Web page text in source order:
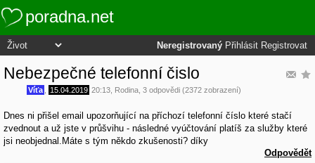
poradna.net
Neregistrovaný Přihlásit Registrovat
Nebezpečné telefonní čislo
Víťa 15.04.2019 20:13 Rodina , 3 odpovědi (2372 zobrazení)
Dnes ni přišel email upozorňující na příchozí telefonní číslo které stačí
zvednout a už jste v průšvihu - následné vyúčtování platíš za služby které
jsi neobjednal.Máte s tým někdo zkušenosti? díky
Odpovědět